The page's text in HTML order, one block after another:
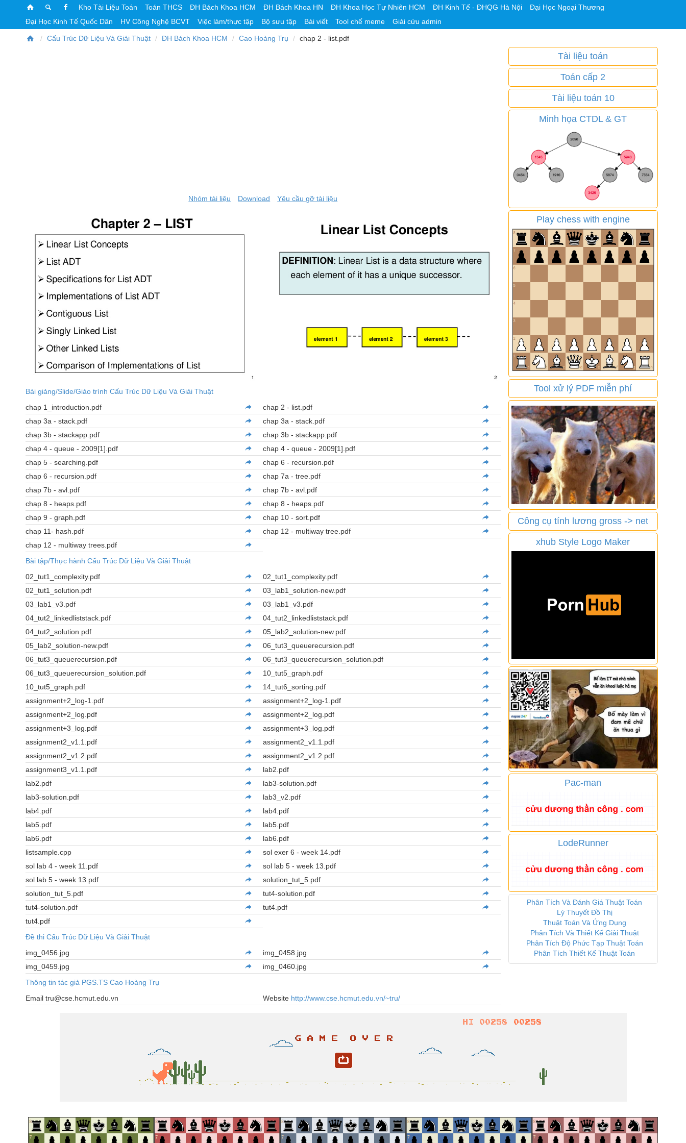
Kho Tài Liệu Toán Toán THCS ĐH Bách Khoa HCM ĐH Bách Khoa HN ĐH Khoa Học Tự Nhiên HCM ĐH Kinh Tế - ĐHQG Hà Nội
Đại Học Ngoại Thương
Đại Học Kinh Tế Quốc Dân
HV Công Nghệ BCVT Việc làm/thực tập Bộ sưu tập Bài viết Tool chế meme Giải cứu admin
Cấu Trúc Dữ Liệu Và Giải Thuật ĐH Bách Khoa HCM Cao Hoàng Trụ chap 2 - list.pdf
Nhóm tài liệu Download Yêu cầu gỡ tài liệu
Bài giảng/Slide/Giáo trình Cấu Trúc Dữ Liệu Và Giải Thuật
chap 1_introduction.pdf
chap 2 - list.pdf
chap 3a - stack.pdf
chap 3a - stack.pdf
chap 3b - stackapp.pdf
chap 3b - stackapp.pdf
chap 4 - queue - 2009[1].pdf
chap 4 - queue - 2009[1].pdf
chap 5 - searching.pdf
chap 6 - recursion.pdf
chap 6 - recursion.pdf
chap 7a - tree.pdf
chap 7b - avl.pdf
chap 7b - avl.pdf
chap 8 - heaps.pdf
chap 8 - heaps.pdf
chap 9 - graph.pdf
chap 10 - sort.pdf
chap 11- hash.pdf
chap 12 - multiway tree.pdf
chap 12 - multiway trees.pdf
Bài tập/Thực hành Cấu Trúc Dữ Liệu Và Giải Thuật
02_tut1_complexity.pdf
02_tut1_complexity.pdf
02_tut1_solution.pdf
03_lab1_solution-new.pdf
03_lab1_v3.pdf
03_lab1_v3.pdf
04_tut2_linkedliststack.pdf
04_tut2_linkedliststack.pdf
04_tut2_solution.pdf
05_lab2_solution-new.pdf
05_lab2_solution-new.pdf
06_tut3_queuerecursion.pdf
06_tut3_queuerecursion.pdf
06_tut3_queuerecursion_solution.pdf
06_tut3_queuerecursion_solution.pdf
10_tut5_graph.pdf
10_tut5_graph.pdf
14_tut6_sorting.pdf
assignment+2_log-1.pdf
assignment+2_log-1.pdf
assignment+2_log.pdf
assignment+2_log.pdf
assignment+3_log.pdf
assignment+3_log.pdf
assignment2_v1.1.pdf
assignment2_v1.1.pdf
assignment2_v1.2.pdf
assignment2_v1.2.pdf
assignment3_v1.1.pdf
lab2.pdf
lab2.pdf
lab3-solution.pdf
lab3-solution.pdf
lab3_v2.pdf
lab4.pdf
lab4.pdf
lab5.pdf
lab5.pdf
lab6.pdf
lab6.pdf
listsample.cpp
sol exer 6 - week 14.pdf
sol lab 4 - week 11.pdf
sol lab 5 - week 13.pdf
sol lab 5 - week 13.pdf
solution_tut_5.pdf
solution_tut_5.pdf
tut4-solution.pdf
tut4-solution.pdf
tut4.pdf
tut4.pdf
Đề thi Cấu Trúc Dữ Liệu Và Giải Thuật
img_0456.jpg
img_0458.jpg
img_0459.jpg
img_0460.jpg
Thông tin tác giả PGS.TS Cao Hoàng Trụ
Email tru@cse.hcmut.edu.vn
Website http://www.cse.hcmut.edu.vn/~tru/
Tài liệu toán
Toán cấp 2
Tài liệu toán 10
Minh họa CTDL & GT
Play chess with engine
Tool xử lý PDF miễn phí
Công cụ tính lương gross -> net
xhub Style Logo Maker
Pac-man
LodeRunner
Phân Tích Và Đánh Giá Thuật Toán
Lý Thuyết Đồ Thị
Thuật Toán Và Ứng Dụng
Phân Tích Và Thiết Kế Giải Thuật
Phân Tích Độ Phức Tạp Thuật Toán
Phân Tích Thiết Kế Thuật Toán